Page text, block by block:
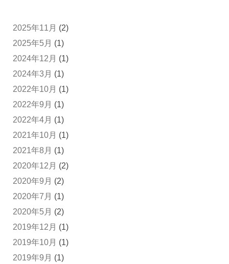
2025年11月 (2)
2025年5月 (1)
2024年12月 (1)
2024年3月 (1)
2022年10月 (1)
2022年9月 (1)
2022年4月 (1)
2021年10月 (1)
2021年8月 (1)
2020年12月 (2)
2020年9月 (2)
2020年7月 (1)
2020年5月 (2)
2019年12月 (1)
2019年10月 (1)
2019年9月 (1)